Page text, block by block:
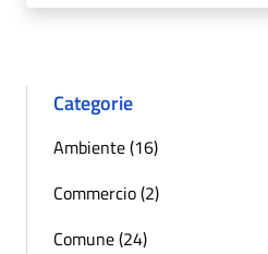
Categorie
Ambiente (16)
Commercio (2)
Comune (24)